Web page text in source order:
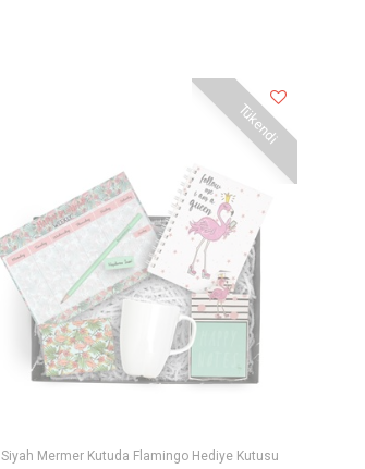
Tükendi
Siyah Mermer Kutuda Flamingo Hediye Kutusu